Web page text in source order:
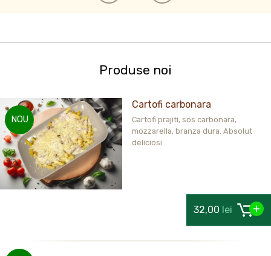
Produse noi
NOU
Cartofi carbonara
Cartofi prajiti, sos carbonara,
mozzarella, branza dura. Absolut
deliciosi
32,00 lei